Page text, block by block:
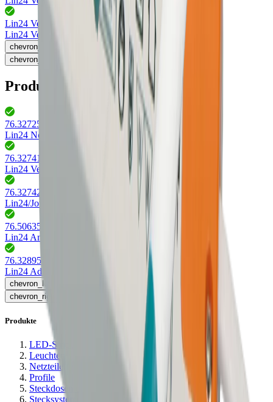
Lin24 Verlängerungsleitung
76.32743.11
Lin24 Verlängerungsleitung 6m grün, max. 6A/24V DC
chevron_left
chevron_right
Produktfamilie Lin24
76.32725.11 - 76.32727.11
)
Lin24 Netzteile
76.32741.11 - 76.32743.11
Lin24 Verlängerungsleitung
76.32742.11
Lin24/Jow Adapterleitungen
76.50635.11
Lin24 Anschlussleitung
76.32895.00
Lin24 Adapterleitung
chevron_left
chevron_right
Produkte
LED-Strips
Leuchten
Netzteile
Profile
Steckdosen und Ladestationen
Stecksysteme